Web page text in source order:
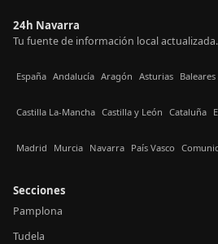
24h Navarra
Tu fuente de información local actualizada.
España Andalucía Aragón Asturias Baleares
Castilla La-Mancha Castilla y León Cataluña
Madrid Murcia Navarra País Vasco
Secciones
Pamplona
Tudela